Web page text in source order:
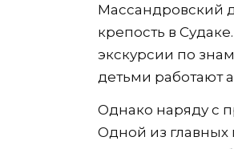
Массандровский
крепость в
экскурсии по
детьми работают
Однако наряду с
Одной из главных